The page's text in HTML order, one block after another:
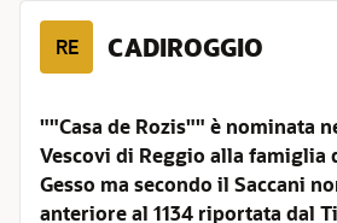
RE CADIROGGIO
""Casa de Rozis"" è nominata
Vescovi di Reggio alla famiglia
Gesso ma secondo il Saccani
anteriore al 1134 riportata dal